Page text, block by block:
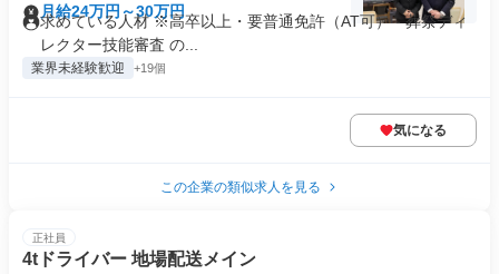
月給24万円～30万円
求めている人材 ※高卒以上・要普通免許（AT可） - 葬祭ディ
レクター技能審査 の...
業界未経験歓迎 +19個
気になる
この企業の類似求人を見る
正社員
4tドライバー 地場配送メイン